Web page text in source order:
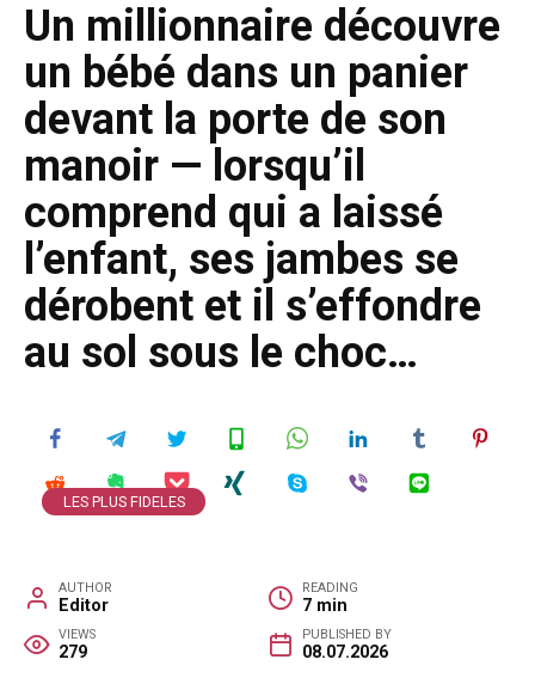
Un millionnaire découvre
un bébé dans un panier
devant la porte de son
manoir — lorsqu’il
comprend qui a laissé
l’enfant, ses jambes se
dérobent et il s’effondre
au sol sous le choc…
LES PLUS FIDELES
AUTHOR
Editor
READING
7 min
VIEWS
279
PUBLISHED BY
08.07.2026